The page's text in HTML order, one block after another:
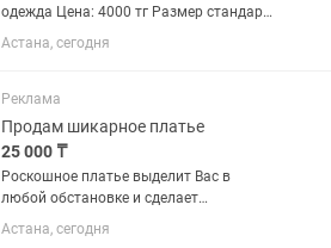
одежда Цена: 4000 тг Размер стандарт
42-46 Хлопок , вискоза. Расцветка
разная Самовывоз: Астана, Улы дала-
Астана, сегодня
Реклама
Продам шикарное платье
25 000 ₸
Роскошное платье выделит Вас в
любой обстановке и сделает
настоящей модницей!
Астана, сегодня